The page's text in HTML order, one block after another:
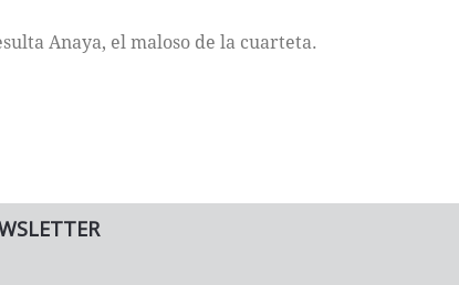
Anaya, el maloso de la cuarteta.